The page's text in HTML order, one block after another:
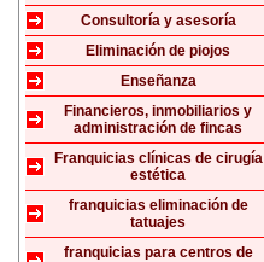
Consultoría y asesoría
Eliminación de piojos
Enseñanza
Financieros, inmobiliarios y
administración de fincas
Franquicias clínicas de cirugía
estética
franquicias eliminación de
tatuajes
franquicias para centros de